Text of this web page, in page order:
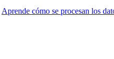
Aprende cómo se procesan los